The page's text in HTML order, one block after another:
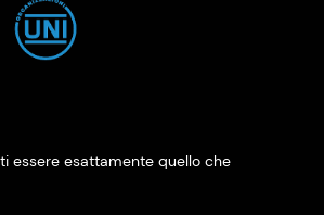
essere esattamente quello che